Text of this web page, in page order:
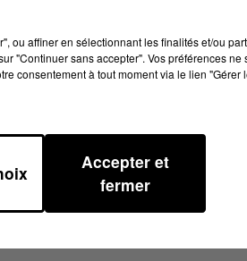
ou affiner en sélectionnant les finalités et/ou
"Continuer sans accepter". Vos préférences
consentement à tout moment via le lien "Gérer
Accepter et
fermer